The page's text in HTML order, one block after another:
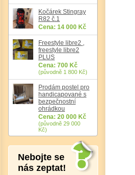
Kočárek Stingray
R82 č.1
Cena: 14 000 Kč
Freestyle libre2 ,
freestyle libre2
PLUS
Cena: 700 Kč
(původně 1 800 Kč)
Prodám postel pro
handicapované s
bezpečnostní
ohrádkou
Cena: 20 000 Kč
(původně 29 000
Kč)
Nebojte se
nás zeptat!